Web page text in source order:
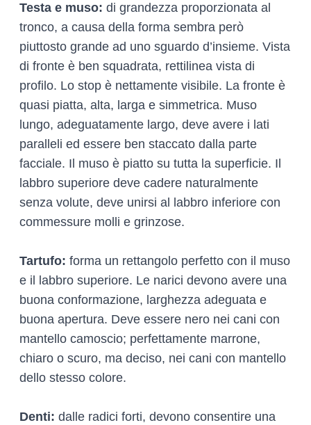
Testa e muso: di grandezza proporzionata al
tronco, a causa della forma sembra però
piuttosto grande ad uno sguardo d’insieme. Vista
di fronte è ben squadrata, rettilinea vista di
profilo. Lo stop è nettamente visibile. La fronte è
quasi piatta, alta, larga e simmetrica. Muso
lungo, adeguatamente largo, deve avere i lati
paralleli ed essere ben staccato dalla parte
facciale. Il muso è piatto su tutta la superficie. Il
labbro superiore deve cadere naturalmente
senza volute, deve unirsi al labbro inferiore con
commessure molli e grinzose.
Tartufo: forma un rettangolo perfetto con il muso
e il labbro superiore. Le narici devono avere una
buona conformazione, larghezza adeguata e
buona apertura. Deve essere nero nei cani con
mantello camoscio; perfettamente marrone,
chiaro o scuro, ma deciso, nei cani con mantello
dello stesso colore.
Denti: dalle radici forti, devono consentire una